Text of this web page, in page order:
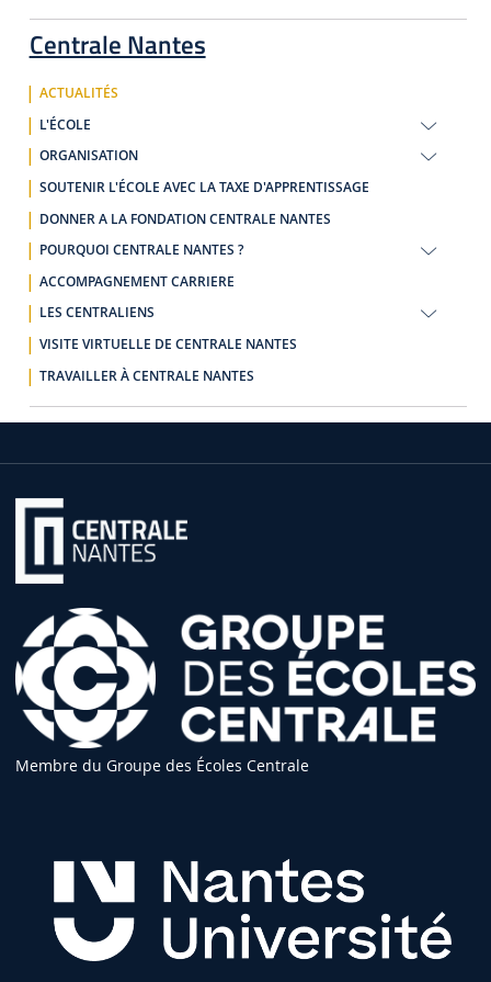
Centrale Nantes
ACTUALITÉS
L'ÉCOLE
ORGANISATION
SOUTENIR L'ÉCOLE AVEC LA TAXE D'APPRENTISSAGE
DONNER A LA FONDATION CENTRALE NANTES
POURQUOI CENTRALE NANTES ?
ACCOMPAGNEMENT CARRIERE
LES CENTRALIENS
VISITE VIRTUELLE DE CENTRALE NANTES
TRAVAILLER À CENTRALE NANTES
Membre du Groupe des Écoles Centrale